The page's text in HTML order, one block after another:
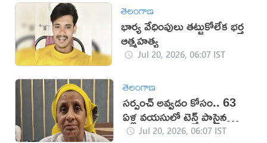
తెలంగాణ
భార్య వేధింపులు తట్టుకోలేక భర్త
ఆత్మహత్య
Jul 20, 2026, 06:07 IST
తెలంగాణ
సర్పంచ్ అవ్వడం కోసం.. 63
ఏళ్ల వయసులో టెన్త్ పాసైన
వృద్ధురాలు
Jul 20, 2026, 06:07 IST